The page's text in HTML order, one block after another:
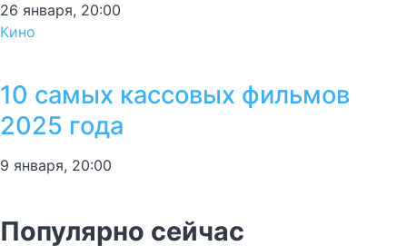
26 января, 20:00
Кино
10 самых кассовых фильмов
2025 года
9 января, 20:00
Популярно сейчас